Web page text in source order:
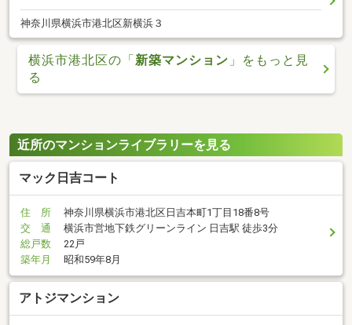
神奈川県横浜市港北区新横浜３
横浜市港北区の「新築マンション 」をもっと見
る
近所のマンションライブラリーを見る
マック日吉コート
住 所
神奈川県横浜市港北区日吉本町1丁目18番8号
交 通
横浜市営地下鉄グリーンライン 日吉駅 徒歩3分
総戸数
22戸
築年月
昭和59年8月
アトジマンション